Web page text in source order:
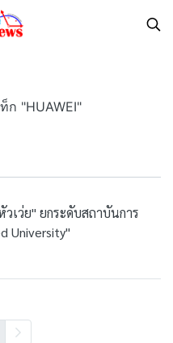
ก "HUAWEI"
เว่ย" ยกระดับสถาบันการ
University"